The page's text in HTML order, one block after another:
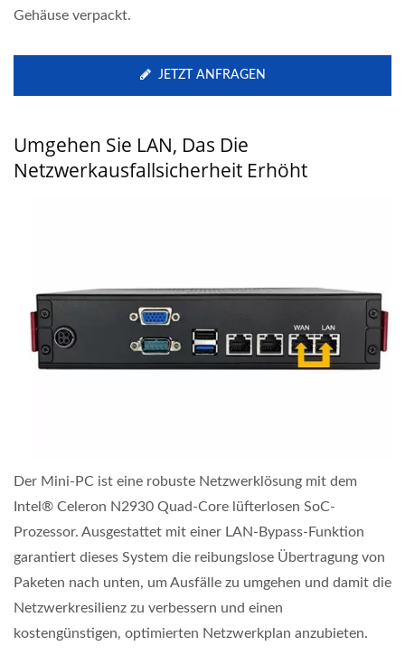
Gehäuse verpackt.
JETZT ANFRAGEN
Umgehen Sie LAN, Das Die
Netzwerkausfallsicherheit Erhöht
Der Mini-PC ist eine robuste Netzwerklösung mit dem
Intel® Celeron N2930 Quad-Core lüfterlosen SoC-
Prozessor. Ausgestattet mit einer LAN-Bypass-Funktion
garantiert dieses System die reibungslose Übertragung von
Paketen nach unten, um Ausfälle zu umgehen und damit die
Netzwerkresilienz zu verbessern und einen
kostengünstigen, optimierten Netzwerkplan anzubieten.